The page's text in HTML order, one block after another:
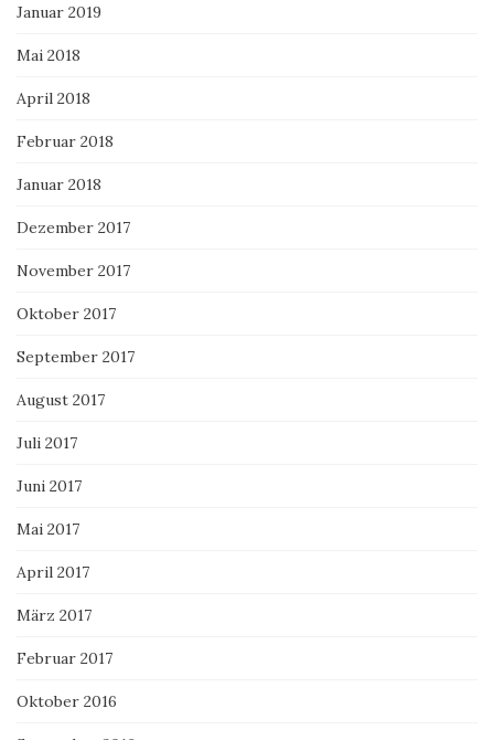
Januar 2019
Mai 2018
April 2018
Februar 2018
Januar 2018
Dezember 2017
November 2017
Oktober 2017
September 2017
August 2017
Juli 2017
Juni 2017
Mai 2017
April 2017
März 2017
Februar 2017
Oktober 2016